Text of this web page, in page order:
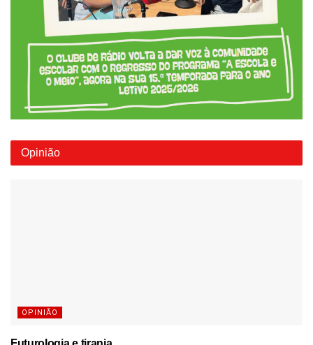
Opinião
OPINIÃO